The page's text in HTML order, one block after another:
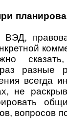
разные
всегда
не
вопросов